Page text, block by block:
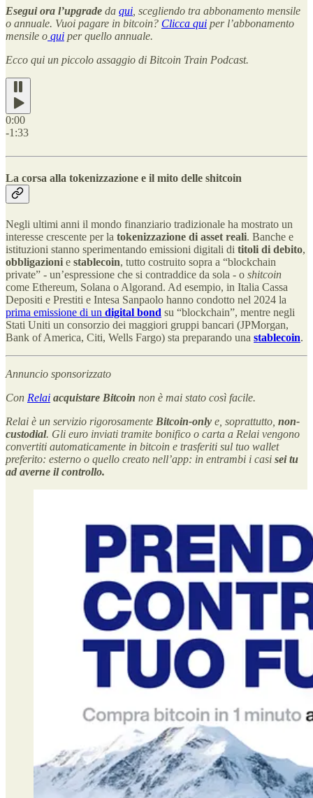
Esegui ora l’upgrade da qui , scegliendo tra abbonamento mensile
o annuale. Vuoi pagare in bitcoin? Clicca qui per l’abbonamento
mensile o qui per quello annuale.
Ecco qui un piccolo assaggio di Bitcoin Train Podcast.
0:00
-1:33
La corsa alla tokenizzazione e il mito delle shitcoin
Negli ultimi anni il mondo finanziario tradizionale ha mostrato un
interesse crescente per la tokenizzazione di asset reali. Banche e
istituzioni stanno sperimentando emissioni digitali di titoli di debito,
obbligazioni e stablecoin, tutto costruito sopra a “blockchain
private” - un’espressione che si contraddice da sola - o shitcoin
come Ethereum, Solana o Algorand. Ad esempio, in Italia Cassa
Depositi e Prestiti e Intesa Sanpaolo hanno condotto nel 2024 la
prima emissione di un digital bond su “blockchain”, mentre negli
Stati Uniti un consorzio dei maggiori gruppi bancari (JPMorgan,
Bank of America, Citi, Wells Fargo) sta preparando una stablecoin.
Annuncio sponsorizzato
Con Relai acquistare Bitcoin non è mai stato così facile.
Relai è un servizio rigorosamente Bitcoin-only e, soprattutto, non-
custodial. Gli euro inviati tramite bonifico o carta a Relai vengono
convertiti automaticamente in bitcoin e trasferiti sul tuo wallet
preferito: esterno o quello creato nell’app: in entrambi i casi sei tu
ad averne il controllo.